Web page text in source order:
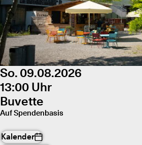
So. 09.08.2026
13:00 Uhr
Buvette
Auf Spendenbasis
Kalender